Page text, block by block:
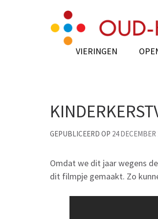
Oud-
VIERINGEN
GEPUBLICEERD OP 24 DECEMBER
Omdat we dit jaar wegens
dit filmpje gemaakt. Zo